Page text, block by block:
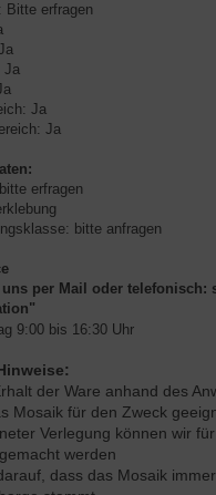
Bitte erfragen
Ja
Ja
Ja
erfragen
bitte anfragen
per Mail oder telefonisch:
9:00 bis 16:30 Uhr
der Ware anhand des
Mosaik für den Zweck
Verlegung können wir
werden
dass das Mosaik